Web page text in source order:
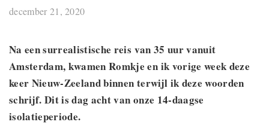
december 21, 2020
Na een surrealistische reis van 35 uur vanuit
Amsterdam, kwamen Romkje en ik vorige week deze
keer Nieuw-Zeeland binnen terwijl ik deze woorden
schrijf. Dit is dag acht van onze 14-daagse
isolatieperiode.